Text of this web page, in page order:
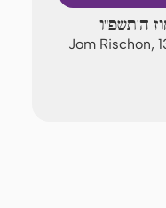
ה'תשפ"ו
Jom Rischon,